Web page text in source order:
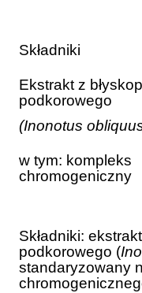
Składniki
Ekstrakt z
podkorowego
(Inonotus
w tym: kompleks
chromogeniczny
Składniki:
podkorowego (
standaryzowany